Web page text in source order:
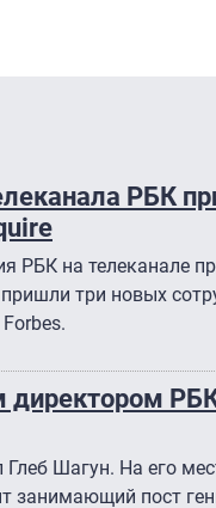
РБК
РБК на телеканале
три новых
Шагун. На его
занимающий пост